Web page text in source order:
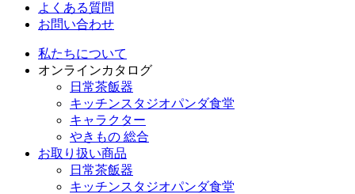
よくある質問
お問い合わせ
私たちについて
オンラインカタログ
日常茶飯器
キッチンスタジオパンダ食堂
キャラクター
やきもの 総合
お取り扱い商品
日常茶飯器
キッチンスタジオパンダ食堂